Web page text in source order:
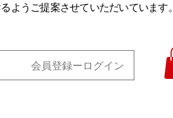
ようご提案させていただいています。
会員登録ーログイン